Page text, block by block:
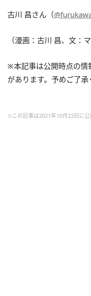
古川 昌さん（
（漫画：古川 昌、文：
※本記事は公開時点の情
があります。予めご了承
※この記事は2021年10月23日に